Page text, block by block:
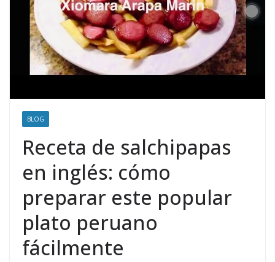
BLOG
Receta de salchipapas
en inglés: cómo
preparar este popular
plato peruano
fácilmente